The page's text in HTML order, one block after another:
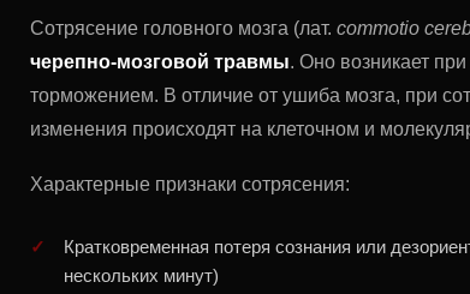
Сотрясение головного мозга (лат. commotio
черепно-мозговой травмы. Оно возникает
торможением. В отличие от ушиба мозга, при
изменения происходят на клеточном и
Характерные признаки сотрясения:
Кратковременная потеря сознания или
нескольких минут)